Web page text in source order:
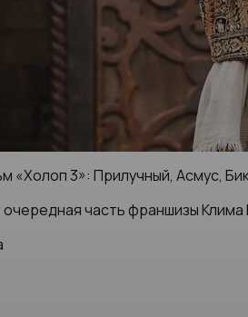
«Холоп 3»: Прилучный, Асмус,
очередная часть франшизы